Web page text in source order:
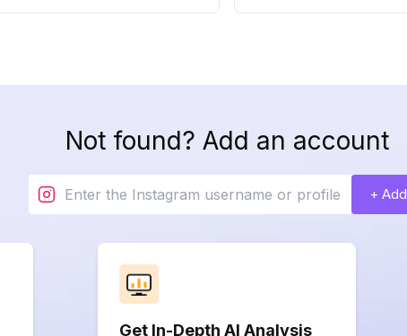
Not found? Add an account
+ Add
Get In-Depth AI Analysis